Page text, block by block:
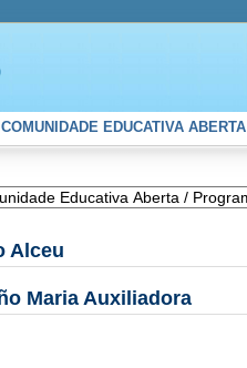
COMUNIDADE EDUCATIVA ABERTA
Alceu
Maria Auxiliadora